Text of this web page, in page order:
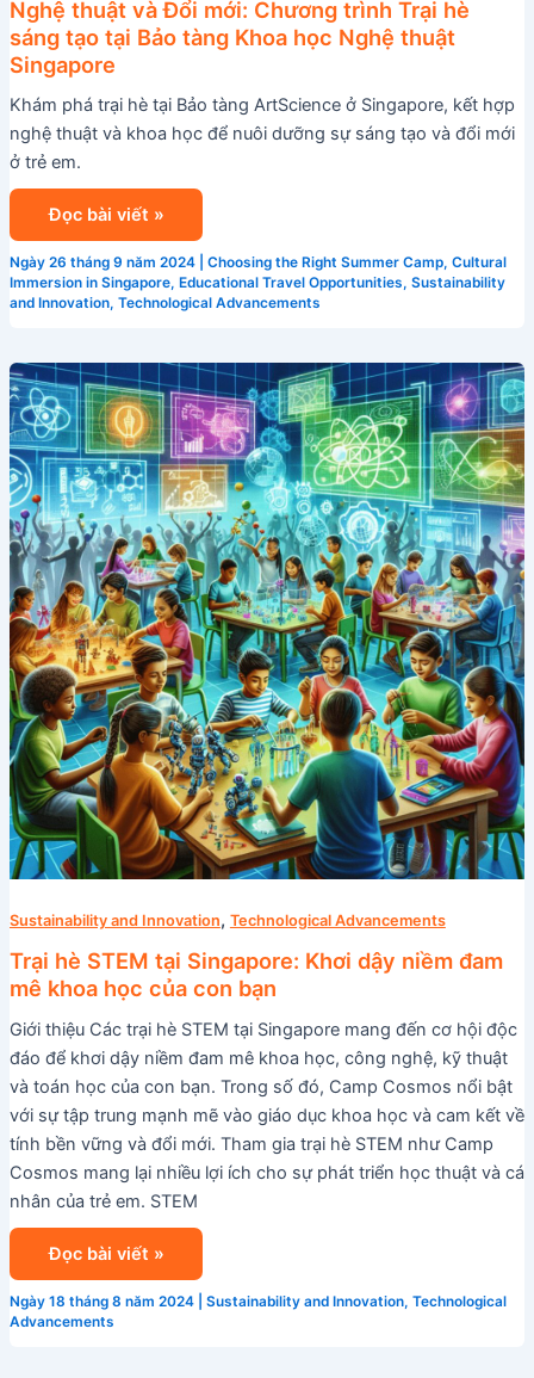
Nghệ thuật và Đổi mới: Chương trình Trại hè
sáng tạo tại Bảo tàng Khoa học Nghệ thuật
Singapore
Khám phá trại hè tại Bảo tàng ArtScience ở Singapore, kết hợp
nghệ thuật và khoa học để nuôi dưỡng sự sáng tạo và đổi mới
ở trẻ em.
Đọc bài viết »
Ngày 26 tháng 9 năm 2024 Choosing the Right Summer Camp, Cultural
Immersion in Singapore, Educational Travel Opportunities, Sustainability
and Innovation, Technological Advancements
Sustainability and Innovation, Technological Advancements
Trại hè STEM tại Singapore: Khơi dậy niềm đam
mê khoa học của con bạn
Giới thiệu Các trại hè STEM tại Singapore mang đến cơ hội độc
đáo để khơi dậy niềm đam mê khoa học, công nghệ, kỹ thuật
và toán học của con bạn. Trong số đó, Camp Cosmos nổi bật
với sự tập trung mạnh mẽ vào giáo dục khoa học và cam kết về
tính bền vững và đổi mới. Tham gia trại hè STEM như Camp
Cosmos mang lại nhiều lợi ích cho sự phát triển học thuật và cá
nhân của trẻ em. STEM
Trại
hè
STEM
tại
Singapore:
Khơi
dậy
niềm
đam
mê
khoa
học
của
con
bạn
Đọc bài viết »
Ngày 18 tháng 8 năm 2024 Sustainability and Innovation, Technological
Advancements